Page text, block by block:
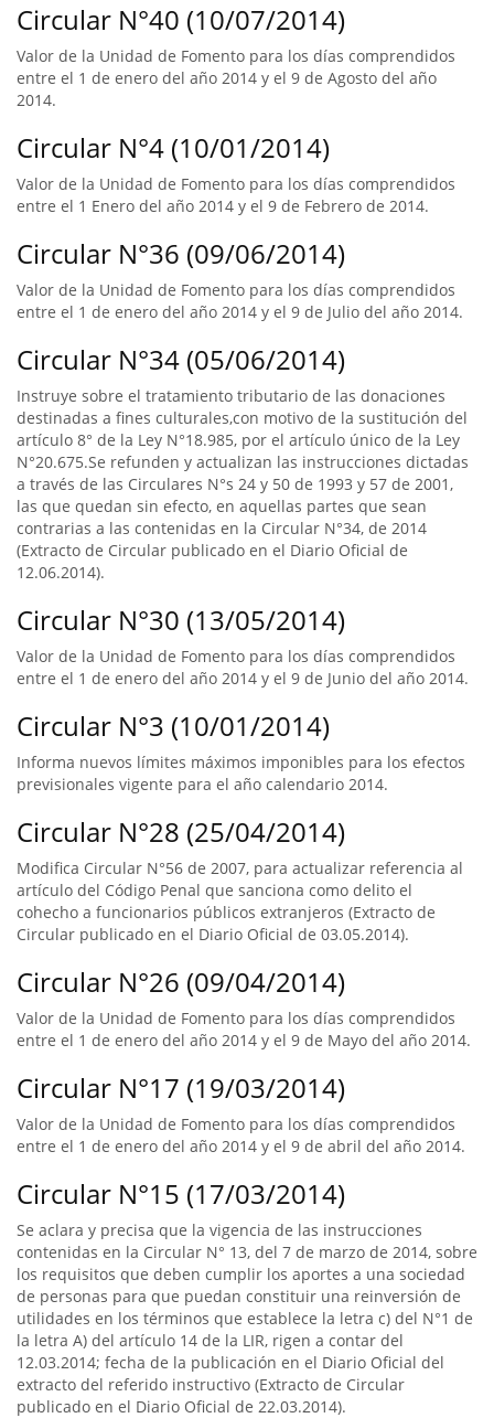
Circular N°40 (10/07/2014)
Valor de la Unidad de Fomento para los días comprendidos
entre el 1 de enero del año 2014 y el 9 de Agosto del año
2014.
Circular N°4 (10/01/2014)
Valor de la Unidad de Fomento para los días comprendidos
entre el 1 Enero del año 2014 y el 9 de Febrero de 2014.
Circular N°36 (09/06/2014)
Valor de la Unidad de Fomento para los días comprendidos
entre el 1 de enero del año 2014 y el 9 de Julio del año 2014.
Circular N°34 (05/06/2014)
Instruye sobre el tratamiento tributario de las donaciones
destinadas a fines culturales,con motivo de la sustitución del
artículo 8° de la Ley N°18.985, por el artículo único de la Ley
N°20.675.Se refunden y actualizan las instrucciones dictadas
a través de las Circulares N°s 24 y 50 de 1993 y 57 de 2001,
las que quedan sin efecto, en aquellas partes que sean
contrarias a las contenidas en la Circular N°34, de 2014
(Extracto de Circular publicado en el Diario Oficial de
12.06.2014).
Circular N°30 (13/05/2014)
Valor de la Unidad de Fomento para los días comprendidos
entre el 1 de enero del año 2014 y el 9 de Junio del año 2014.
Circular N°3 (10/01/2014)
Informa nuevos límites máximos imponibles para los efectos
previsionales vigente para el año calendario 2014.
Circular N°28 (25/04/2014)
Modifica Circular N°56 de 2007, para actualizar referencia al
artículo del Código Penal que sanciona como delito el
cohecho a funcionarios públicos extranjeros (Extracto de
Circular publicado en el Diario Oficial de 03.05.2014).
Circular N°26 (09/04/2014)
Valor de la Unidad de Fomento para los días comprendidos
entre el 1 de enero del año 2014 y el 9 de Mayo del año 2014.
Circular N°17 (19/03/2014)
Valor de la Unidad de Fomento para los días comprendidos
entre el 1 de enero del año 2014 y el 9 de abril del año 2014.
Circular N°15 (17/03/2014)
Se aclara y precisa que la vigencia de las instrucciones
contenidas en la Circular N° 13, del 7 de marzo de 2014, sobre
los requisitos que deben cumplir los aportes a una sociedad
de personas para que puedan constituir una reinversión de
utilidades en los términos que establece la letra c) del N°1 de
la letra A) del artículo 14 de la LIR, rigen a contar del
12.03.2014; fecha de la publicación en el Diario Oficial del
extracto del referido instructivo (Extracto de Circular
publicado en el Diario Oficial de 22.03.2014).